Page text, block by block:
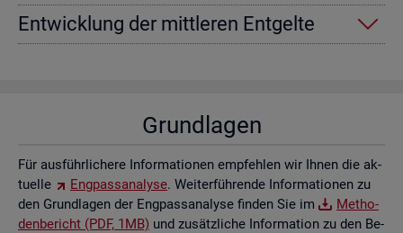
Ent­wick­lung der mitt­le­ren Ent­gel­te
Grund­la­gen
Für aus­führ­li­che­re In­for­ma­tio­nen emp­feh­len wir Ihnen die ak­
tu­el­le
Eng­pass­ana­ly­se. Wei­ter­füh­ren­de In­for­ma­tio­nen zu
den Grund­la­gen der Eng­pass­ana­ly­se fin­den Sie im
Me­tho­
den­be­richt (PDF, 1MB) und zu­sätz­li­che In­for­ma­ti­on zu den Be­